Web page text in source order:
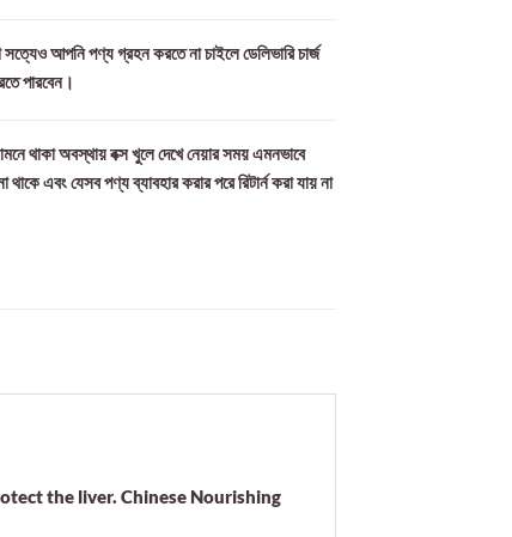
সত্যেও আপনি পণ্য গ্রহন করতে না চাইলে ডেলিভারি চার্জ
পারবেন।
থাকা অবস্থায় বক্স খুলে দেখে নেয়ার সময় এমনভাবে
থাকে এবং যেসব পণ্য ব্যাবহার করার পরে রিটার্ন করা যায় না
the liver. Chinese Nourishing